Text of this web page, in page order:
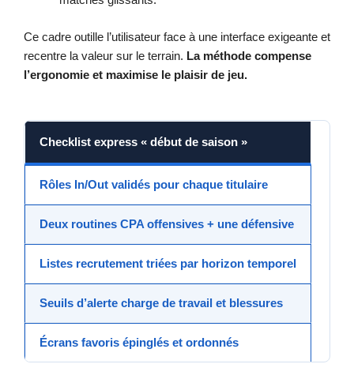
Ce cadre outille l’utilisateur face à une interface exigeante et
recentre la valeur sur le terrain. La méthode compense
l’ergonomie et maximise le plaisir de jeu.
Checklist express « début de saison »
Rôles In/Out validés pour chaque titulaire
Deux routines CPA offensives + une défensive
Listes recrutement triées par horizon temporel
Seuils d’alerte charge de travail et blessures
Écrans favoris épinglés et ordonnés